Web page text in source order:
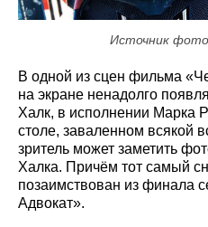
Источник
В одной из сцен фильма
на экране ненадолго
Халк, в исполнении Марка
столе, заваленном всякой
зритель может заметить
Халка. Причём тот самый
позаимствован из финала
Адвокат».